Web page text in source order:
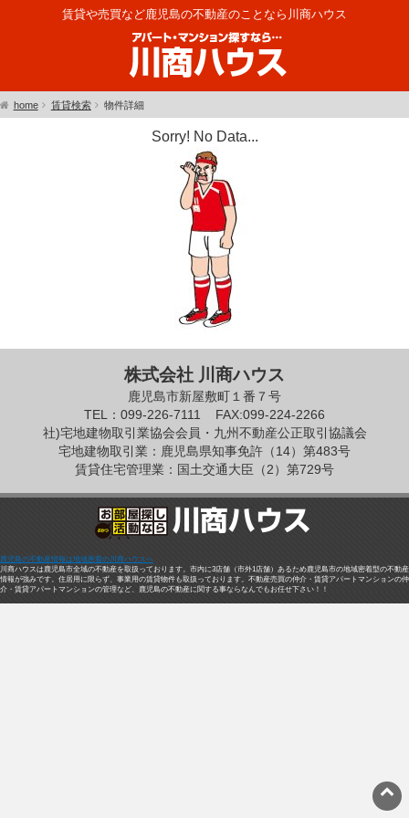
賃貸や売買など鹿児島の不動産のことなら川商ハウス
home 賃貸検索 物件詳細
Sorry! No Data...
株式会社 川商ハウス
鹿児島市新屋敷町１番７号
TEL：099-226-7111
FAX:099-224-2266
社)宅地建物取引業協会会員・九州不動産公正取引協議会
宅地建物取引業：鹿児島県知事免許（14）第483号
賃貸住宅管理業：国土交通大臣（2）第729号
鹿児島の不動産情報は地域密着の川商ハウスへ
川商ハウスは鹿児島市全域の不動産を取扱っております。市内に3店舗（市外1店舗）あるため鹿児島市の地域密着型の不動産
情報が強みです。住居用に限らず、事業用の賃貸物件も取扱っております。不動産売買の仲介・賃貸アパートマンションの仲
介・賃貸アパートマンションの管理など、鹿児島の不動産に関する事ならなんでもお任せ下さい！！